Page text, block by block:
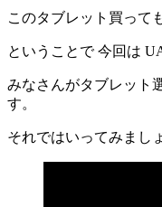
このタブレット買って
ということで 今回は
みなさんがタブレット
す。
それではいってみまし